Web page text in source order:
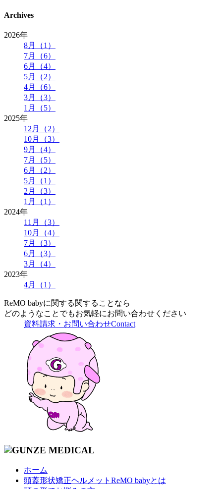
Archives
2026年
8月（1）
7月（6）
6月（4）
5月（2）
4月（6）
3月（3）
1月（5）
2025年
12月（2）
10月（3）
9月（4）
7月（5）
6月（2）
5月（1）
2月（3）
1月（1）
2024年
11月（3）
10月（4）
7月（3）
6月（3）
3月（4）
2023年
4月（1）
ReMO babyに関する関することなら
どのようなことでもお気軽にお問い合わせください
資料請求・お問い合わせContact
ホーム
頭蓋形状矯正ヘルメットReMO babyとは